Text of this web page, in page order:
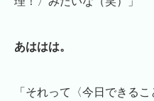
あははは。
「それって〈今日できる